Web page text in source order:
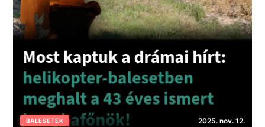
BALESETEK 2025. nov. 12.